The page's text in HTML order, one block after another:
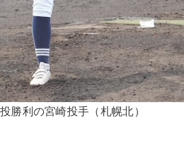
勝利の宮崎投手（札幌北）